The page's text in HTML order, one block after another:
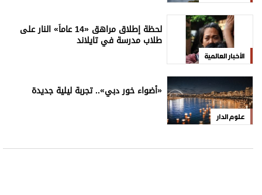
الأخبار العالمية
لحظة إطلاق مراهق «14 عاماً» النار على
طلاب مدرسة في تايلاند
علوم الدار
«أضواء خور دبي».. تجربة ليلية جديدة